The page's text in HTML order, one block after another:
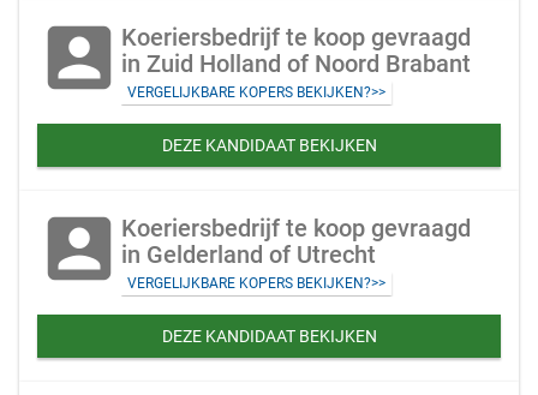
account_box Koeriersbedrijf te koop gevraagd
in Zuid Holland of Noord Brabant
VERGELIJKBARE KOPERS BEKIJKEN?>>
DEZE KANDIDAAT BEKIJKEN
account_box Koeriersbedrijf te koop gevraagd
in Gelderland of Utrecht
VERGELIJKBARE KOPERS BEKIJKEN?>>
DEZE KANDIDAAT BEKIJKEN